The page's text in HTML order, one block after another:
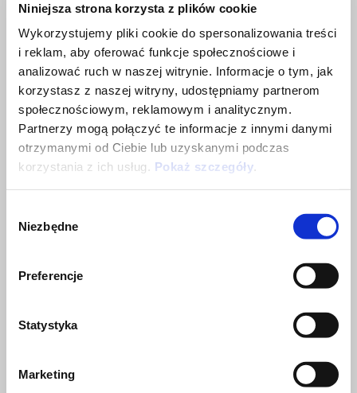
Niniejsza strona korzysta z plików cookie
Wykorzystujemy pliki cookie do spersonalizowania treści
i reklam, aby oferować funkcje społecznościowe i
analizować ruch w naszej witrynie. Informacje o tym, jak
korzystasz z naszej witryny, udostępniamy partnerom
społecznościowym, reklamowym i analitycznym.
Partnerzy mogą połączyć te informacje z innymi danymi
otrzymanymi od Ciebie lub uzyskanymi podczas
korzystania z ich usług. Pokaż szczegóły.
zgody
Niezbędne
Preferencje
Statystyka
Marketing
BLACK
Black
INSTALLATION KIT APRILIA MIA DEVICE (607100M)